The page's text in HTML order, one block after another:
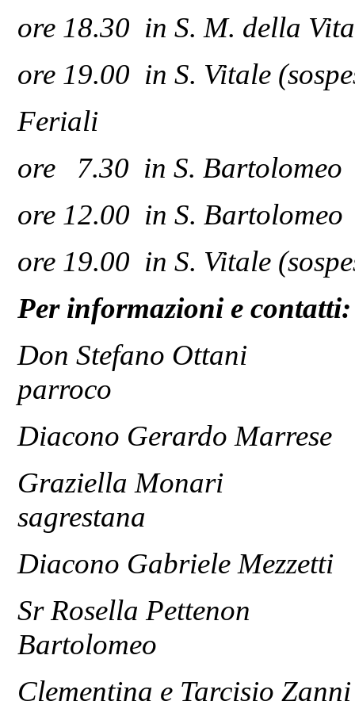
ore 18.30 in S. M. della
ore 19.00 in S. Vitale
Feriali
ore 7.30 in S. Bartolomeo
ore 12.00 in S. Bartolomeo
ore 19.00 in S. Vitale
Per informazioni e contatti:
Don Stefano
parroco
Diacono Gerardo
Graziella
sagrestana
Diacono Gabriele
Sr Rosella
Bartolomeo
Clementina e Tarcisio